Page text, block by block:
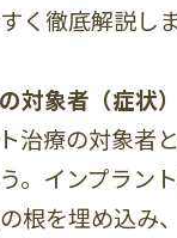
く徹底解説しま
対象者（症状）
治療の対象者
。インプラン
根を埋め込み